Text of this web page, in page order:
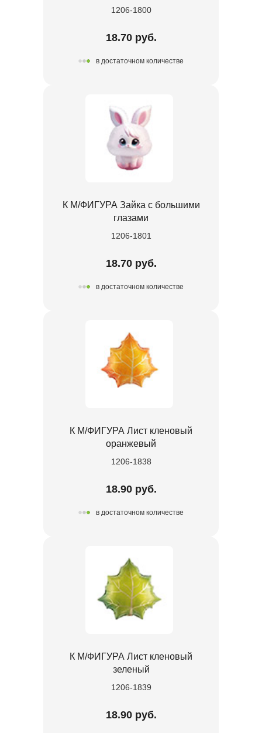
1206-1800
18.70 руб.
в достаточном количестве
К М/ФИГУРА Зайка с большими
глазами
1206-1801
18.70 руб.
в достаточном количестве
К М/ФИГУРА Лист кленовый
оранжевый
1206-1838
18.90 руб.
в достаточном количестве
К М/ФИГУРА Лист кленовый
зеленый
1206-1839
18.90 руб.